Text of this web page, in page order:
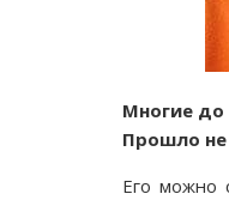
Многие до
Прошло не
Его можно